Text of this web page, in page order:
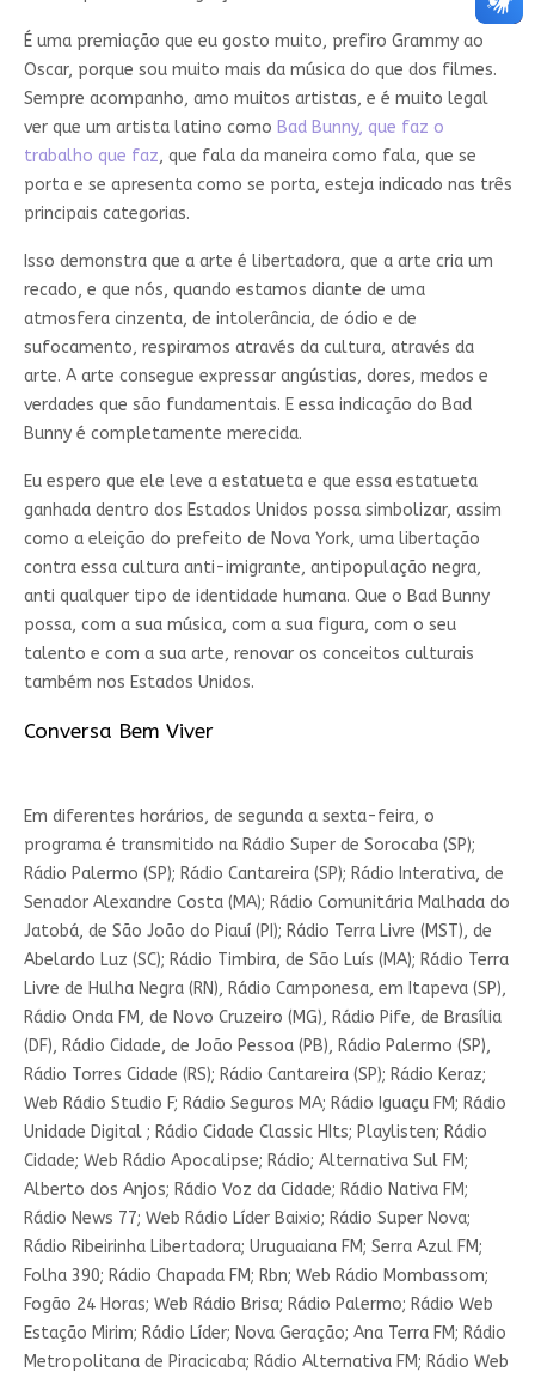
É uma premiação que eu gosto muito, prefiro Grammy ao
Oscar, porque sou muito mais da música do que dos filmes.
Sempre acompanho, amo muitos artistas, e é muito legal
ver que um artista latino como Bad Bunny, que faz o
trabalho que faz, que fala da maneira como fala, que se
porta e se apresenta como se porta, esteja indicado nas três
principais categorias.
Isso demonstra que a arte é libertadora, que a arte cria um
recado, e que nós, quando estamos diante de uma
atmosfera cinzenta, de intolerância, de ódio e de
sufocamento, respiramos através da cultura, através da
arte. A arte consegue expressar angústias, dores, medos e
verdades que são fundamentais. E essa indicação do Bad
Bunny é completamente merecida.
Eu espero que ele leve a estatueta e que essa estatueta
ganhada dentro dos Estados Unidos possa simbolizar, assim
como a eleição do prefeito de Nova York, uma libertação
contra essa cultura anti-imigrante, antipopulação negra,
anti qualquer tipo de identidade humana. Que o Bad Bunny
possa, com a sua música, com a sua figura, com o seu
talento e com a sua arte, renovar os conceitos culturais
também nos Estados Unidos.
Conversa Bem Viver
Em diferentes horários, de segunda a sexta-feira, o
programa é transmitido na Rádio Super de Sorocaba (SP);
Rádio Palermo (SP); Rádio Cantareira (SP); Rádio Interativa, de
Senador Alexandre Costa (MA); Rádio Comunitária Malhada do
Jatobá, de São João do Piauí (PI); Rádio Terra Livre (MST), de
Abelardo Luz (SC); Rádio Timbira, de São Luís (MA); Rádio Terra
Livre de Hulha Negra (RN), Rádio Camponesa, em Itapeva (SP),
Rádio Onda FM, de Novo Cruzeiro (MG), Rádio Pife, de Brasília
(DF), Rádio Cidade, de João Pessoa (PB), Rádio Palermo (SP),
Rádio Torres Cidade (RS); Rádio Cantareira (SP); Rádio Keraz;
Web Rádio Studio F; Rádio Seguros MA; Rádio Iguaçu FM; Rádio
Unidade Digital ; Rádio Cidade Classic HIts; Playlisten; Rádio
Cidade; Web Rádio Apocalipse; Rádio; Alternativa Sul FM;
Alberto dos Anjos; Rádio Voz da Cidade; Rádio Nativa FM;
Rádio News 77; Web Rádio Líder Baixio; Rádio Super Nova;
Rádio Ribeirinha Libertadora; Uruguaiana FM; Serra Azul FM;
Folha 390; Rádio Chapada FM; Rbn; Web Rádio Mombassom;
Fogão 24 Horas; Web Rádio Brisa; Rádio Palermo; Rádio Web
Estação Mirim; Rádio Líder; Nova Geração; Ana Terra FM; Rádio
Metropolitana de Piracicaba; Rádio Alternativa FM; Rádio Web